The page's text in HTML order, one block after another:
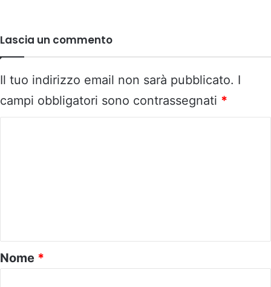
Lascia un commento
Il tuo indirizzo email non sarà pubblicato. I
campi obbligatori sono contrassegnati *
o
*
Nome *